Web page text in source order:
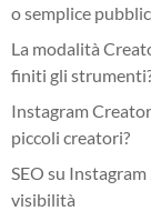
o semplice
La modalità
finiti gli
Instagram
piccoli creatori?
SEO su
visibilità